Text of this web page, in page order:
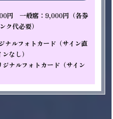
円　一般席：9,000円（各券
ク代必要）
ナルフォトカード（サイン直
なし）
ジナルフォトカード（サイン